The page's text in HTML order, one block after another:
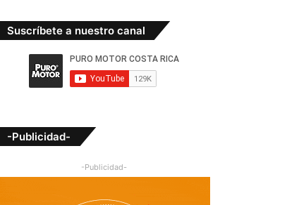
Suscríbete a nuestro canal
-Publicidad-
-Publicidad-